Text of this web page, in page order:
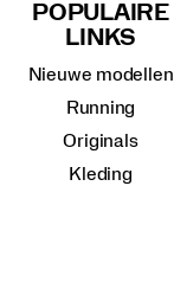
POPULAIRE
LINKS
Nieuwe modellen
Running
Originals
Kleding